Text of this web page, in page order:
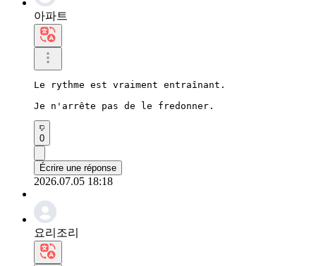
아파트
Le rythme est vraiment entraînant.
Je n'arrête pas de le fredonner.
0
Écrire une réponse
2026.07.05 18:18
요리조리